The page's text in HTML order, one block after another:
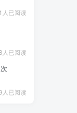
人已阅读
人已阅读
人已阅读
人已阅读
人已阅读
人已阅读